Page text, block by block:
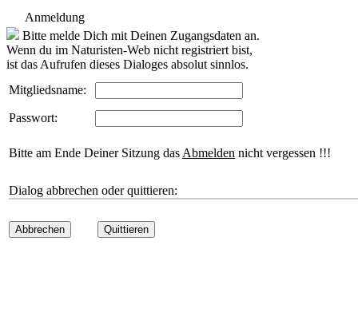
Anmeldung
Bitte melde Dich mit Deinen Zugangsdaten an.
Wenn du im Naturisten-Web nicht registriert bist,
ist das Aufrufen dieses Dialoges absolut sinnlos.
Mitgliedsname:
Passwort:
Bitte am Ende Deiner Sitzung das Abmelden nicht vergessen !!!
Dialog abbrechen oder quittieren:
Abbrechen Quittieren